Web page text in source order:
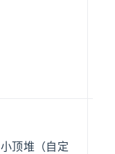
小顶堆（自定